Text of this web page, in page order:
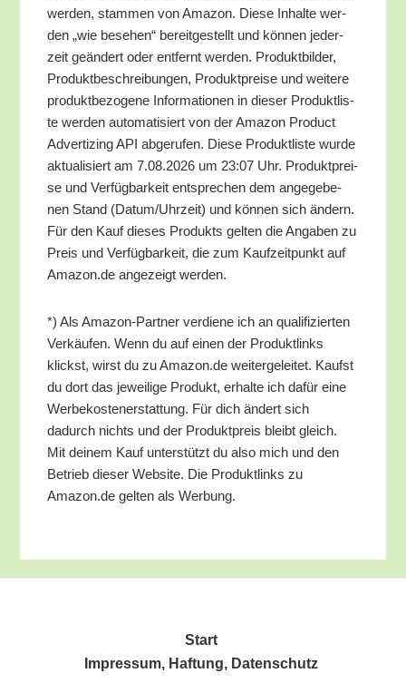
wer­den, stam­men von Ama­zon. Die­se Inhal­te wer­
den „wie bese­hen“ bereit­ge­stellt und kön­nen jeder­
zeit geän­dert oder ent­fernt wer­den. Pro­dukt­bil­der,
Pro­dukt­be­schrei­bun­gen, Pro­dukt­prei­se und wei­te­re
pro­dukt­be­zo­ge­ne Infor­ma­tio­nen in die­ser Pro­dukt­lis­
te wer­den auto­ma­ti­siert von der Ama­zon Pro­duct
Adver­tiz­ing API abge­ru­fen. Die­se Pro­dukt­lis­te wur­de
aktua­li­siert am 7.08.2026 um 23:07 Uhr. Pro­dukt­prei­
se und Ver­füg­bar­keit ent­spre­chen dem ange­ge­be­
nen Stand (Datum/​Uhrzeit) und kön­nen sich ändern.
Für den Kauf die­ses Pro­dukts gel­ten die Anga­ben zu
Preis und Ver­füg­bar­keit, die zum Kauf­zeit­punkt auf
Amazon.de ange­zeigt werden.
*) Als Ama­zon-Part­ner ver­die­ne ich an qua­li­fi­zier­ten
Ver­käu­fen. Wenn du auf einen der Pro­dukt­links
klickst, wirst du zu Amazon.de wei­ter­ge­lei­tet. Kaufst
du dort das jewei­li­ge Pro­dukt, erhal­te ich dafür eine
Wer­be­kos­ten­er­stat­tung. Für dich ändert sich
dadurch nichts und der Pro­dukt­preis bleibt gleich.
Mit dei­nem Kauf unter­stützt du also mich und den
Betrieb die­ser Web­site. Die Pro­dukt­links zu
Amazon.de gel­ten als Werbung.
Start
Impres­sum, Haf­tung, Datenschutz